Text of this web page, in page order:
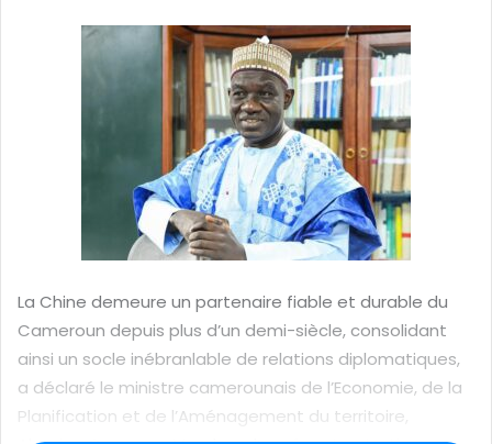
e
r
u
n
c
o
r
r
i
La Chine demeure un partenaire fiable et durable du
Cameroun depuis plus d’un demi-siècle, consolidant
ainsi un socle inébranlable de relations diplomatiques,
a déclaré le ministre camerounais de l’Economie, de la
Planification et de l’Aménagement du territoire,